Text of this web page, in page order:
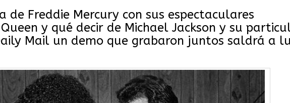
de Freddie Mercury con sus espectaculares
y qué decir de Michael Jackson y su
Mail un demo que grabaron juntos saldrá a